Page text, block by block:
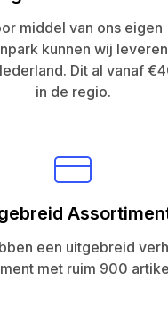
middel van ons eigen
kunnen wij
Dit al vanaf
in de regio.
een uitgebreid
met ruim 900